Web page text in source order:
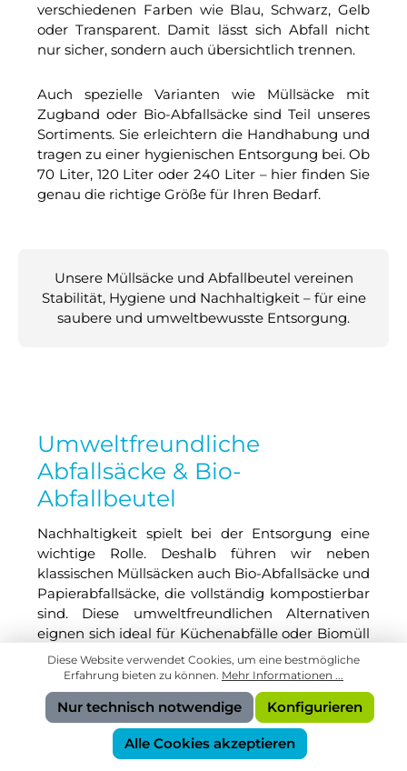
verschiedenen Farben wie Blau, Schwarz, Gelb
oder Transparent. Damit lässt sich Abfall nicht
nur sicher, sondern auch übersichtlich trennen.
Auch spezielle Varianten wie Müllsäcke mit
Zugband oder Bio-Abfallsäcke sind Teil unseres
Sortiments. Sie erleichtern die Handhabung und
tragen zu einer hygienischen Entsorgung bei. Ob
70 Liter, 120 Liter oder 240 Liter – hier finden Sie
genau die richtige Größe für Ihren Bedarf.
Unsere Müllsäcke und Abfallbeutel vereinen
Stabilität, Hygiene und Nachhaltigkeit – für eine
saubere und umweltbewusste Entsorgung.
Umweltfreundliche
Abfallsäcke & Bio-
Abfallbeutel
Nachhaltigkeit spielt bei der Entsorgung eine
wichtige Rolle. Deshalb führen wir neben
klassischen Müllsäcken auch Bio-Abfallsäcke und
Papierabfallsäcke, die vollständig kompostierbar
sind. Diese umweltfreundlichen Alternativen
eignen sich ideal für Küchenabfälle oder Biomüll
und tragen dazu bei, Plastikmüll zu reduzieren.
Unsere Abfallbeutel aus Papier oder recyceltem
Kunststoff bieten dabei die gleiche Stabilität und
Reißfestigkeit wie herkömmliche Varianten – mit
dem Plus an Nachhaltigkeit.
Diese Website verwendet Cookies, um eine bestmögliche
Erfahrung bieten zu können. Mehr Informationen ...
Nur technisch notwendige Konfigurieren
Alle Cookies akzeptieren